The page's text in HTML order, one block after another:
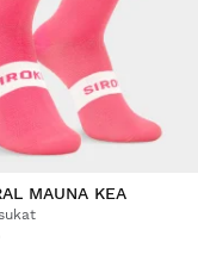
MAUNA KEA